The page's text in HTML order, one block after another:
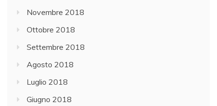
Novembre 2018
Ottobre 2018
Settembre 2018
Agosto 2018
Luglio 2018
Giugno 2018